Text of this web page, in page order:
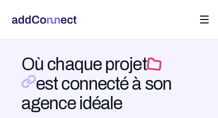
Où chaque projet
est connecté à son
agence idéale